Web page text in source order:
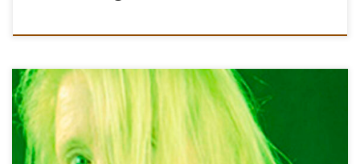
María Ángeles Martín González siente la fotografía como un medio